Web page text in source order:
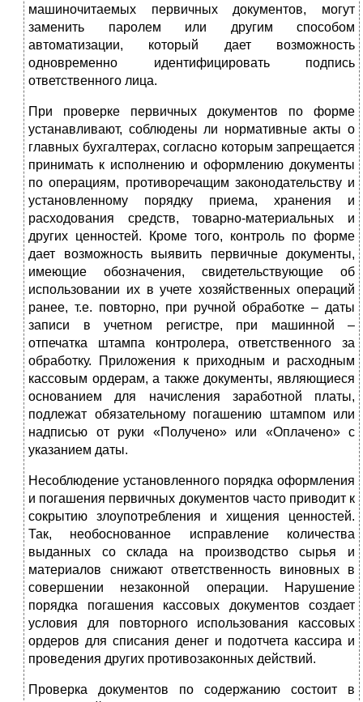
машиночитаемых первичных документов, могут
заменить паролем или другим способом
автоматизации, который дает возможность
одновременно идентифицировать подпись
ответственного лица.
При проверке первичных документов по форме
устанавливают, соблюдены ли нормативные акты о
главных бухгалтерах, согласно которым запрещается
принимать к исполнению и оформлению документы
по операциям, противоречащим законодательству и
установленному порядку приема, хранения и
расходования средств, товарно-материальных и
других ценностей. Кроме того, контроль по форме
дает возможность выявить первичные документы,
имеющие обозначения, свидетельствующие об
использовании их в учете хозяйственных операций
ранее, т.е. повторно, при ручной обработке – даты
записи в учетном регистре, при машинной –
отпечатка штампа контролера, ответственного за
обработку. Приложения к приходным и расходным
кассовым ордерам, а также документы, являющиеся
основанием для начисления заработной платы,
подлежат обязательному погашению штампом или
надписью от руки «Получено» или «Оплачено» с
указанием даты.
Несоблюдение установленного порядка оформления
и погашения первичных документов часто приводит к
сокрытию злоупотребления и хищения ценностей.
Так, необоснованное исправление количества
выданных со склада на производство сырья и
материалов снижают ответственность виновных в
совершении незаконной операции. Нарушение
порядка погашения кассовых документов создает
условия для повторного использования кассовых
ордеров для списания денег и подотчета кассира и
проведения других противозаконных действий.
Проверка документов по содержанию состоит в